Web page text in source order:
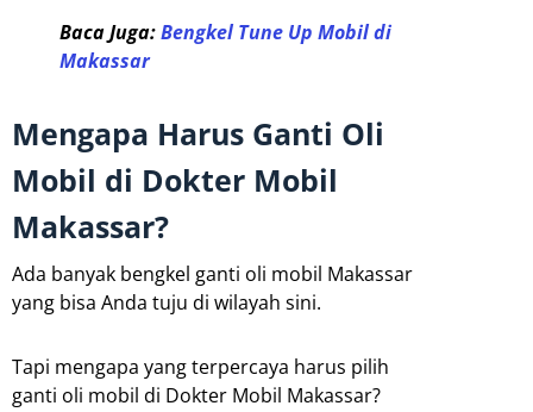
Baca Juga:Bengkel Tune Up Mobil di
Makassar
Mengapa Harus Ganti Oli
Mobil di Dokter Mobil
Makassar?
Ada banyak bengkel ganti oli mobil Makassar
yang bisa Anda tuju di wilayah sini.
Tapi mengapa yang terpercaya harus pilih
ganti oli mobil di Dokter Mobil Makassar?